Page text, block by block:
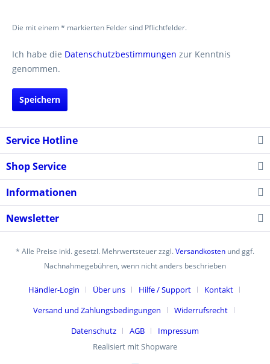
Die mit einem * markierten Felder sind Pflichtfelder.
Ich habe die Datenschutzbestimmungen zur Kenntnis
genommen.
Speichern
Service Hotline
Shop Service
Informationen
Newsletter
* Alle Preise inkl. gesetzl. Mehrwertsteuer zzgl.Versandkosten und ggf.
Nachnahmegebühren, wenn nicht anders beschrieben
Händler-Login Über uns Hilfe / Support
Kontakt
Versand und Zahlungsbedingungen
Widerrufsrecht
Datenschutz
AGB
Impressum
Realisiert mit Shopware